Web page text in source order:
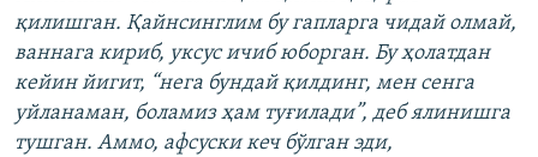
қилишган. Қайнсинглим бу гапларга чидай олмай,
ваннага кириб, уксус ичиб юборган. Бу ҳолатдан
кейин йигит, “нега бундай қилдинг, мен сенга
уйланаман, боламиз ҳам туғилади”, деб ялинишга
тушган. Аммо, афсуски кеч бўлган эди,